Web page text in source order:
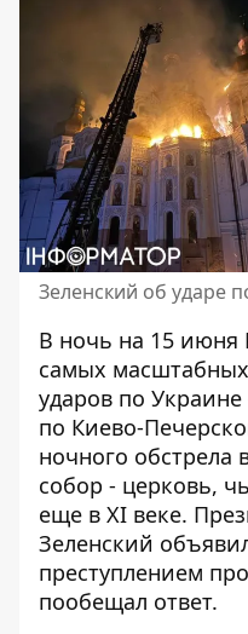
Зеленский об ударе
В ночь на 15 июня
самых
ударов по
по Киево-
ночного обстрела
собор - церковь,
еще в XI веке.
Зеленский
преступлением
пообещал ответ.